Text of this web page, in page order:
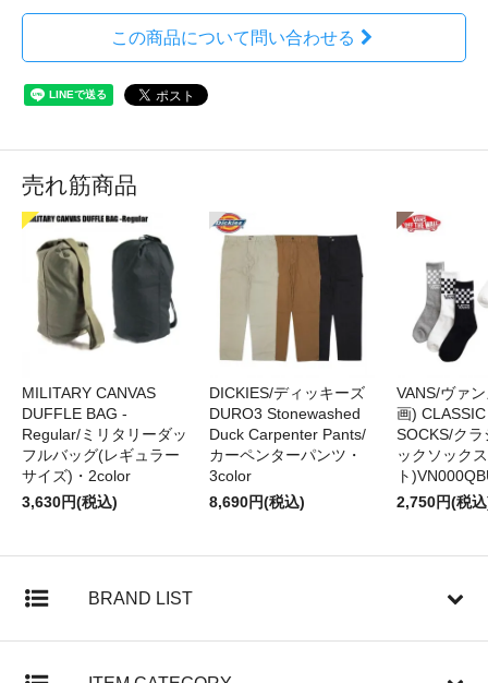
この商品について問い合わせる
売れ筋商品
MILITARY CANVAS
DUFFLE BAG -
Regular/ミリタリーダッ
フルバッグ(レギュラー
サイズ)・2color
3,630円(税込)
DICKIES/ディッキーズ
DURO3 Stonewashed
Duck Carpenter Pants/
カーペンターパンツ・
3color
8,690円(税込)
VANS/ヴァ
画)
SOCKS/ク
ックソック
ト
2,750円(税
BRAND LIST